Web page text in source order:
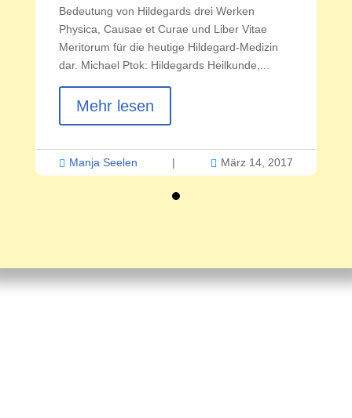
Bedeutung von Hildegards drei Werken
Physica, Causae et Curae und Liber Vitae
Meritorum für die heutige Hildegard-Medizin
dar. Michael Ptok: Hildegards Heilkunde,...
Mehr lesen
 Manja Seelen |  März 14, 2017